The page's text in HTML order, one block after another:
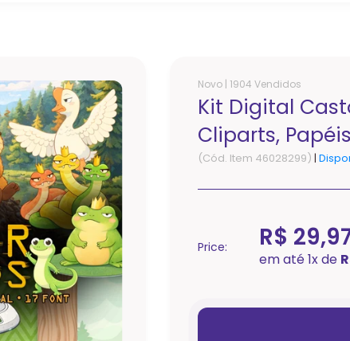
Novo | 1904 Vendidos
Kit Digital
Cliparts,
(Cód. Item 46028299) |
Price: R$
em até 1x de